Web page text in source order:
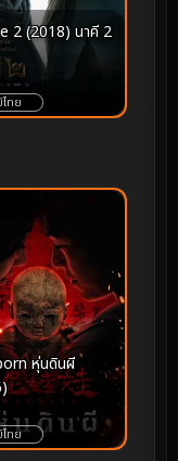
2 (2018) นาคี 2
ทย
หุ่นดินผี
ทย